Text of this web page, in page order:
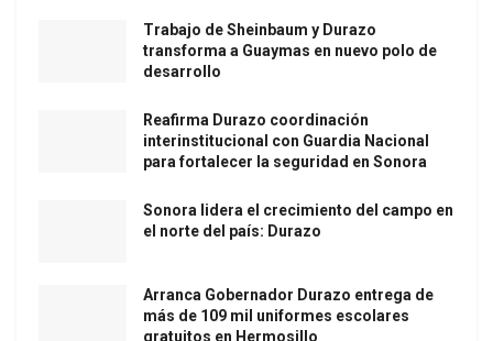
Trabajo de Sheinbaum y Durazo
transforma a Guaymas en nuevo polo de
desarrollo
Reafirma Durazo coordinación
interinstitucional con Guardia Nacional
para fortalecer la seguridad en Sonora
Sonora lidera el crecimiento del campo en
el norte del país: Durazo
Arranca Gobernador Durazo entrega de
más de 109 mil uniformes escolares
gratuitos en Hermosillo